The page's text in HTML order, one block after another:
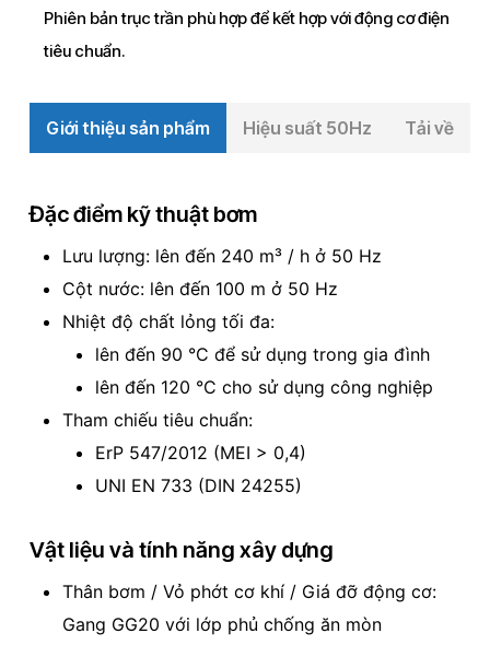
Phiên bản trục trần phù hợp để kết hợp với động cơ điện
tiêu chuẩn.
Giới thiệu sản phẩm Hiệu suất 50Hz Tải về
Đặc điểm kỹ thuật bơm
Lưu lượng: lên đến 240 m³ / h ở 50 Hz
Cột nước: lên đến 100 m ở 50 Hz
Nhiệt độ chất lỏng tối đa:
lên đến 90 °C để sử dụng trong gia đình
lên đến 120 °C cho sử dụng công nghiệp
Tham chiếu tiêu chuẩn:
ErP 547/2012 (MEI > 0,4)
UNI EN 733 (DIN 24255)
Vật liệu và tính năng xây dựng
Thân bơm / Vỏ phớt cơ khí / Giá đỡ động cơ:
Gang GG20 với lớp phủ chống ăn mòn